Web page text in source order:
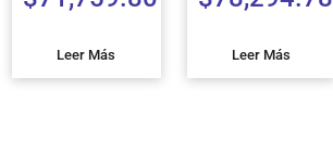
Leer Más Leer Más